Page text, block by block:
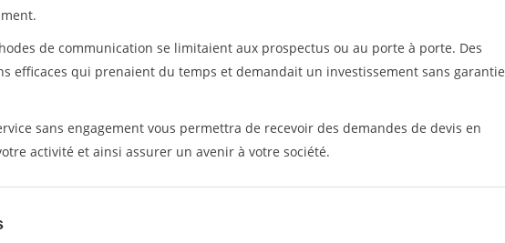
de communication se limitaient aux prospectus ou au porte à porte. Des
efficaces qui prenaient du temps et demandait un investissement sans garantie
sans engagement vous permettra de recevoir des demandes de devis en
activité et ainsi assurer un avenir à votre société.